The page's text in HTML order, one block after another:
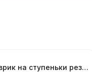
Коврик на ступеньки резиновый черный 25*75см